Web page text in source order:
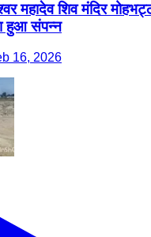
महादेव शिव मंदिर
हुआ संपन्न
16, 2026